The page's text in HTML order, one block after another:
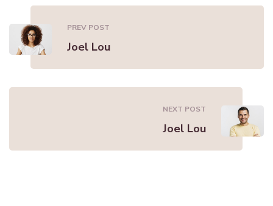
PREV POST
Joel Lou
NEXT POST
Joel Lou